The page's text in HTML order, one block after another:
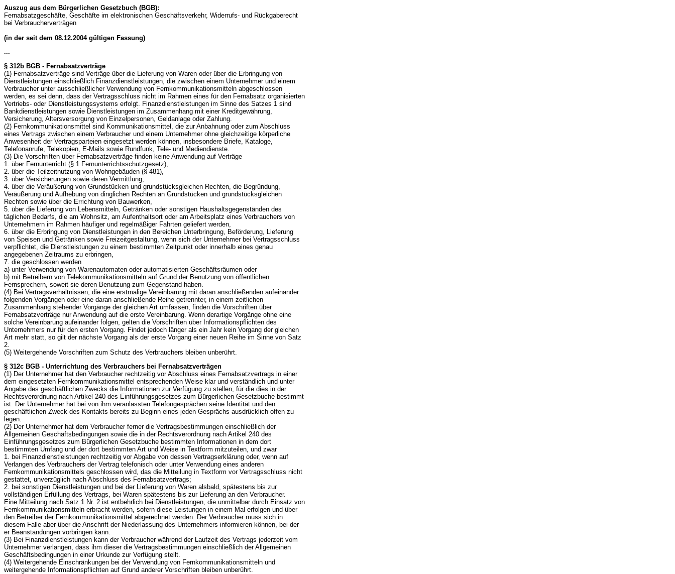
Auszug aus dem Bürgerlichen Gesetzbuch (BGB):
Fernabsatzgeschäfte, Geschäfte im elektronischen Geschäftsverkehr, Widerrufs- und Rückgaberecht
bei Verbraucherverträgen
(in der seit dem 08.12.2004 gültigen Fassung)
...
§ 312b BGB - Fernabsatzverträge
(1) Fernabsatzverträge sind Verträge über die Lieferung von Waren oder über die Erbringung von
Dienstleistungen einschließlich Finanzdienstleistungen, die zwischen einem Unternehmer und einem
Verbraucher unter ausschließlicher Verwendung von Fernkommunikationsmitteln abgeschlossen
werden, es sei denn, dass der Vertragsschluss nicht im Rahmen eines für den Fernabsatz organisierten
Vertriebs- oder Dienstleistungssystems erfolgt. Finanzdienstleistungen im Sinne des Satzes 1 sind
Bankdienstleistungen sowie Dienstleistungen im Zusammenhang mit einer Kreditgewährung,
Versicherung, Altersversorgung von Einzelpersonen, Geldanlage oder Zahlung.
(2) Fernkommunikationsmittel sind Kommunikationsmittel, die zur Anbahnung oder zum Abschluss
eines Vertrags zwischen einem Verbraucher und einem Unternehmer ohne gleichzeitige körperliche
Anwesenheit der Vertragsparteien eingesetzt werden können, insbesondere Briefe, Kataloge,
Telefonanrufe, Telekopien, E-Mails sowie Rundfunk, Tele- und Mediendienste.
(3) Die Vorschriften über Fernabsatzverträge finden keine Anwendung auf Verträge
1. über Fernunterricht (§ 1 Fernunterrichtsschutzgesetz),
2. über die Teilzeitnutzung von Wohngebäuden (§ 481),
3. über Versicherungen sowie deren Vermittlung,
4. über die Veräußerung von Grundstücken und grundstücksgleichen Rechten, die Begründung,
Veräußerung und Aufhebung von dinglichen Rechten an Grundstücken und grundstücksgleichen
Rechten sowie über die Errichtung von Bauwerken,
5. über die Lieferung von Lebensmitteln, Getränken oder sonstigen Haushaltsgegenständen des
täglichen Bedarfs, die am Wohnsitz, am Aufenthaltsort oder am Arbeitsplatz eines Verbrauchers von
Unternehmern im Rahmen häufiger und regelmäßiger Fahrten geliefert werden,
6. über die Erbringung von Dienstleistungen in den Bereichen Unterbringung, Beförderung, Lieferung
von Speisen und Getränken sowie Freizeitgestaltung, wenn sich der Unternehmer bei Vertragsschluss
verpflichtet, die Dienstleistungen zu einem bestimmten Zeitpunkt oder innerhalb eines genau
angegebenen Zeitraums zu erbringen,
7. die geschlossen werden
a) unter Verwendung von Warenautomaten oder automatisierten Geschäftsräumen oder
b) mit Betreibern von Telekommunikationsmitteln auf Grund der Benutzung von öffentlichen
Fernsprechern, soweit sie deren Benutzung zum Gegenstand haben.
(4) Bei Vertragsverhältnissen, die eine erstmalige Vereinbarung mit daran anschließenden aufeinander
folgenden Vorgängen oder eine daran anschließende Reihe getrennter, in einem zeitlichen
Zusammenhang stehender Vorgänge der gleichen Art umfassen, finden die Vorschriften über
Fernabsatzverträge nur Anwendung auf die erste Vereinbarung. Wenn derartige Vorgänge ohne eine
solche Vereinbarung aufeinander folgen, gelten die Vorschriften über Informationspflichten des
Unternehmers nur für den ersten Vorgang. Findet jedoch länger als ein Jahr kein Vorgang der gleichen
Art mehr statt, so gilt der nächste Vorgang als der erste Vorgang einer neuen Reihe im Sinne von Satz
2.
(5) Weitergehende Vorschriften zum Schutz des Verbrauchers bleiben unberührt.
§ 312c BGB - Unterrichtung des Verbrauchers bei Fernabsatzverträgen
(1) Der Unternehmer hat den Verbraucher rechtzeitig vor Abschluss eines Fernabsatzvertrags in einer
dem eingesetzten Fernkommunikationsmittel entsprechenden Weise klar und verständlich und unter
Angabe des geschäftlichen Zwecks die Informationen zur Verfügung zu stellen, für die dies in der
Rechtsverordnung nach Artikel 240 des Einführungsgesetzes zum Bürgerlichen Gesetzbuche bestimmt
ist. Der Unternehmer hat bei von ihm veranlassten Telefongesprächen seine Identität und den
geschäftlichen Zweck des Kontakts bereits zu Beginn eines jeden Gesprächs ausdrücklich offen zu
legen.
(2) Der Unternehmer hat dem Verbraucher ferner die Vertragsbestimmungen einschließlich der
Allgemeinen Geschäftsbedingungen sowie die in der Rechtsverordnung nach Artikel 240 des
Einführungsgesetzes zum Bürgerlichen Gesetzbuche bestimmten Informationen in dem dort
bestimmten Umfang und der dort bestimmten Art und Weise in Textform mitzuteilen, und zwar
1. bei Finanzdienstleistungen rechtzeitig vor Abgabe von dessen Vertragserklärung oder, wenn auf
Verlangen des Verbrauchers der Vertrag telefonisch oder unter Verwendung eines anderen
Fernkommunikationsmittels geschlossen wird, das die Mitteilung in Textform vor Vertragsschluss nicht
gestattet, unverzüglich nach Abschluss des Fernabsatzvertrags;
2. bei sonstigen Dienstleistungen und bei der Lieferung von Waren alsbald, spätestens bis zur
vollständigen Erfüllung des Vertrags, bei Waren spätestens bis zur Lieferung an den Verbraucher.
Eine Mitteilung nach Satz 1 Nr. 2 ist entbehrlich bei Dienstleistungen, die unmittelbar durch Einsatz von
Fernkommunikationsmitteln erbracht werden, sofern diese Leistungen in einem Mal erfolgen und über
den Betreiber der Fernkommunikationsmittel abgerechnet werden. Der Verbraucher muss sich in
diesem Falle aber über die Anschrift der Niederlassung des Unternehmers informieren können, bei der
er Beanstandungen vorbringen kann.
(3) Bei Finanzdienstleistungen kann der Verbraucher während der Laufzeit des Vertrags jederzeit vom
Unternehmer verlangen, dass ihm dieser die Vertragsbestimmungen einschließlich der Allgemeinen
Geschäftsbedingungen in einer Urkunde zur Verfügung stellt.
(4) Weitergehende Einschränkungen bei der Verwendung von Fernkommunikationsmitteln und
weitergehende Informationspflichten auf Grund anderer Vorschriften bleiben unberührt.